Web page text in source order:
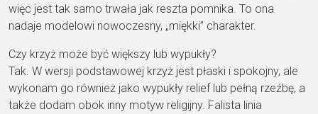
więc jest tak samo trwała jak reszta pomnika. To ona
nadaje modelowi nowoczesny, „miękki” charakter.
Czy krzyż może być większy lub wypukły?
Tak. W wersji podstawowej krzyż jest płaski i spokojny, ale
wykonam go również jako wypukły relief lub pełną rzeźbę, a
także dodam obok inny motyw religijny. Falista linia